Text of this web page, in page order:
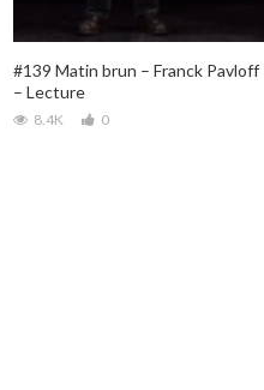
#139 Matin brun – Franck Pavloff
– Lecture
8.4K 0